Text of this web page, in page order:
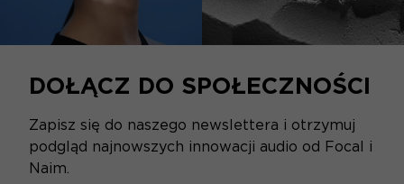
DOŁĄCZ DO SPOŁECZNOŚCI
Zapisz się do naszego newslettera i otrzymuj
podgląd najnowszych innowacji audio od Focal i
Naim.